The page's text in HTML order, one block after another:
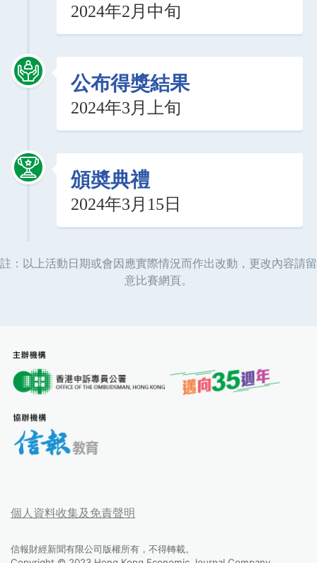
2024年2月中旬
公布得獎結果
2024年3月上旬
頒奬典禮
2024年3月15日
註：以上活動日期或會因應實際情況而作出改動，更改內容請留
意比賽網頁。
個人資料收集及免責聲明
信報財經新聞有限公司版權所有，不得轉載。